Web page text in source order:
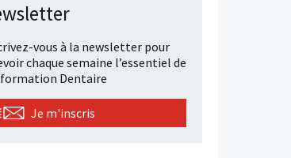
vous à la newsletter pour
chaque semaine l’essentiel de
Dentaire
Je m'inscris